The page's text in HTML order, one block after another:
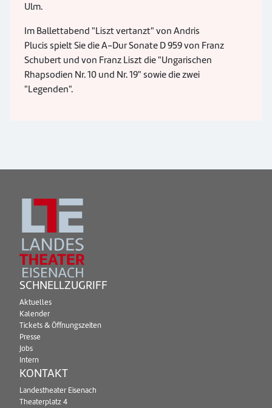
Ulm.
Im Ballettabend "Liszt vertanzt" von Andris
Plucis spielt Sie die A-Dur Sonate D 959 von Franz
Schubert und von Franz Liszt die "Ungarischen
Rhapsodien Nr. 10 und Nr. 19" sowie die zwei
"Legenden".
SCHNELLZUGRIFF
Aktuelles
Kalender
Tickets & Öffnungszeiten
Presse
Jobs
Intern
KONTAKT
Landestheater Eisenach
Theaterplatz 4